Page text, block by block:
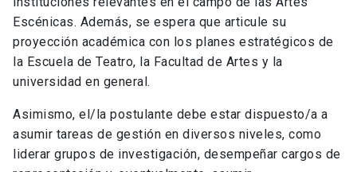
Escénicas. Además, se espera que articule su
proyección académica con los planes estratégicos de
la Escuela de Teatro, la Facultad de Artes y la
universidad en general.
Asimismo, el/la postulante debe estar dispuesto/a a
asumir tareas de gestión en diversos niveles, como
liderar grupos de investigación, desempeñar cargos de